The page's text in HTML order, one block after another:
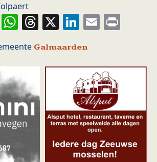
Messenger
WhatsApp
Threads
X LinkedIn
Email
Galmaarden